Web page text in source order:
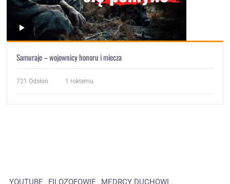
Samuraje – wojownicy honoru i miecza
721 Odsłon 1 roktemu
YOUTUBE FILOZOFOWIE MĘDRCY DUCHOWI